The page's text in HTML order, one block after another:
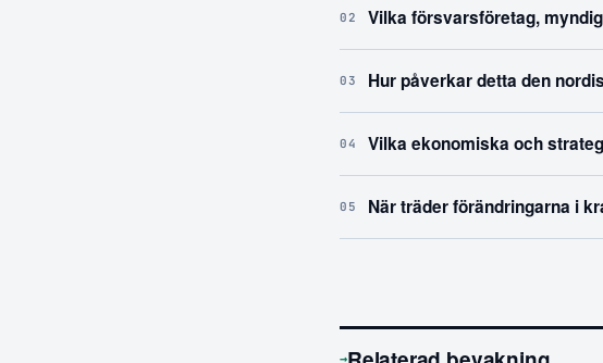
02 Vilka försvarsföretag,
03 Hur påverkar detta den
04 Vilka ekonomiska och
05 När träder förändringarna i
→